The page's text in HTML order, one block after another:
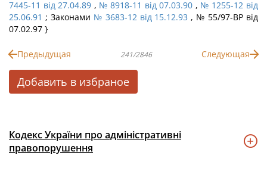
7445-11 від 27.04.89 , № 8918-11 від 07.03.90 , № 1255-12 від
25.06.91 ; Законами № 3683-12 від 15.12.93 , № 55/97-ВР від
07.02.97 }
Предыдущая 241/2846 Следующая
Добавить в избраное
Кодекс України про адміністративні
правопорушення